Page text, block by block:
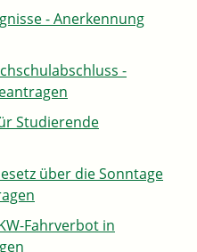
- Anerkennung
-
Studierende
über die Sonntage
Fahrverbot in